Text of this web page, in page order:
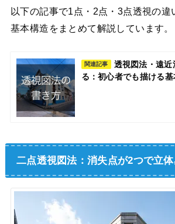
以下の記事で1点・2点・3点透視の違
基本構造をまとめて解説しています。
関連記事
透視図法・遠
る：初心者でも描ける
二点透視図法：消失点が2つで立